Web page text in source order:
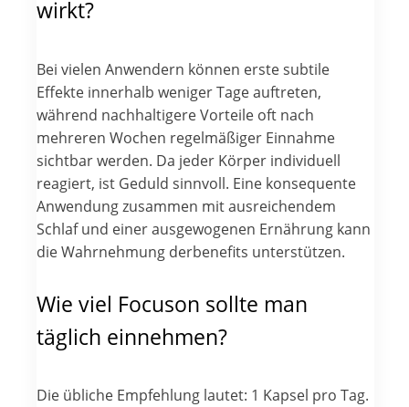
wirkt?
Bei vielen Anwendern können erste subtile
Effekte innerhalb weniger Tage auftreten,
während nachhaltigere Vorteile oft nach
mehreren Wochen regelmäßiger Einnahme
sichtbar werden. Da jeder Körper individuell
reagiert, ist Geduld sinnvoll. Eine konsequente
Anwendung zusammen mit ausreichendem
Schlaf und einer ausgewogenen Ernährung kann
die Wahrnehmung derbenefits unterstützen.
Wie viel Focuson sollte man
täglich einnehmen?
Die übliche Empfehlung lautet: 1 Kapsel pro Tag.